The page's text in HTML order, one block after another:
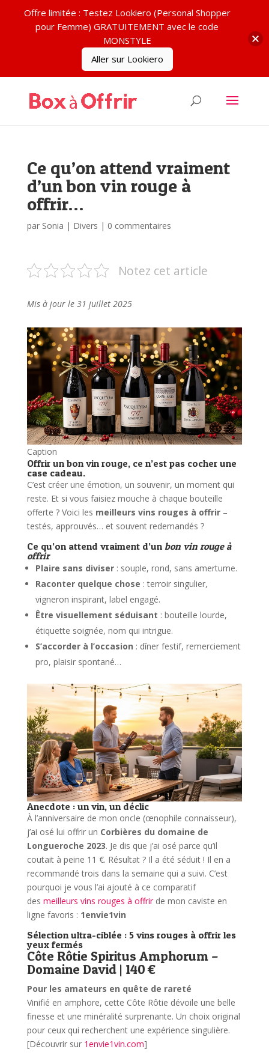
Ce qu’on attend vraiment
d’un bon vin rouge à
offrir…
par Sonia | Divers | 0 commentaires
Notez cet article
Mis à jour le 31 juillet 2025
Caption
Offrir un bon vin rouge, ce n’est pas cocher une
case cadeau.
C’est créer une émotion, un souvenir, un moment qui
reste. Et si vous faisiez mouche à chaque bouteille
offerte ? Voici les meilleurs vins rouges à offrir–
testés, approuvés… et souvent redemandés ?
Ce qu’on attend vraiment d’un bon vin rouge à
offrir
Plaire sans diviser: souple, rond, sans amertume.
Raconter quelque chose : terroir singulier,
vigneron inspirant, label engagé.
Être visuellement séduisant : bouteille lourde,
étiquette soignée, nom qui intrigue.
S’accorder à l’occasion : dîner festif, remerciement
pro, plaisir spontané…
Anecdote : un vin, un déclic
À l’anniversaire de mon oncle (œnophile connaisseur),
j’ai osé lui offrir un Corbières du domaine de
Longueroche 2023. Je dis que j’ai osé parce qu’il
coutait à peine 11 €. Résultat ? Il a été séduit ! Il en a
recommandé trois dans la semaine qui a suivi. C’est
pourquoi je vous l’ai ajouté à ce comparatif
des meilleurs vins rouges à offrirde mon caviste en
ligne favoris : 1envie1vin
Sélection ultra-ciblée : 5 vins rouges à offrir les
yeux fermés
Côte Rôtie Spiritus Amphorum –
Domaine David | 140 €
Pour les amateurs en quête de rareté
Vinifié en amphore, cette Côte Rôtie dévoile une belle
finesse et une minéralité surprenante. Un choix original
pour ceux qui recherchent une expérience singulière.
[Découvrir sur1envie1vin.com]
Offre limitée : Testez Lookiero (Personal Shopper
pour Femme) GRATUITEMENT avec le code
MONSTYLE
Aller sur Lookiero